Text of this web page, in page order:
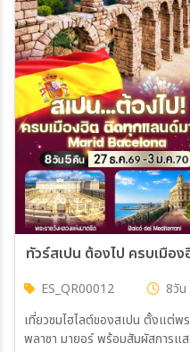
ES_QR00012 8วัน
เที่ยวชมไฮไลต์ของสเปน ตั้งแต่พ
พลาซา มายอร์ พร้อมสัมผัสการแ